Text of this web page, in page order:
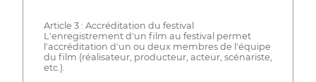
Article 3 : Accréditation du festival
L'enregistrement d'un film au festival permet
l'accréditation d'un ou deux membres de l'équipe
du film (réalisateur, producteur, acteur, scénariste,
etc.).